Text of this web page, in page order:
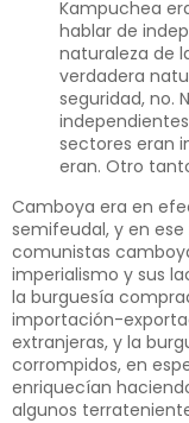
Kampuchea
hablar de
naturaleza de
verdadera
seguridad, no.
sectores eran
eran. Otro
Camboya era en
semifeudal, y en
comunistas
imperialismo y sus
la burguesía
importación-
extranjeras, y la
corrompidos, en
enriquecían
algunos